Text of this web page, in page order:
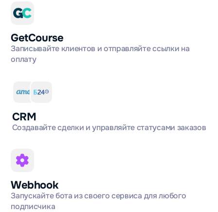
GetCourse
Записывайте клиентов и отправляйте ссылки на
оплату
CRM
Создавайте сделки и управляйте статусами заказов
Webhook
Запускайте бота из своего сервиса для любого
подписчика